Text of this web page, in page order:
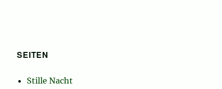
SEITEN
Stille Nacht